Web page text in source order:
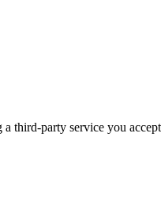
third-party service you